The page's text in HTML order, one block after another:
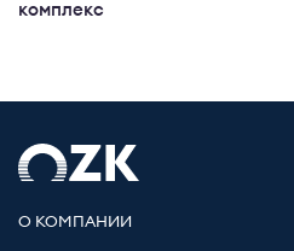
комплекс
О КОМПАНИИ